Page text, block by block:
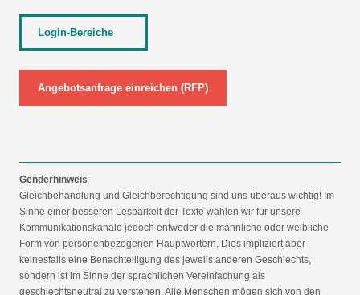
Login-Bereiche
Angebotsanfrage einreichen (RFP)
Genderhinweis
Gleichbehandlung und Gleichberechtigung sind uns überaus wichtig! Im
Sinne einer besseren Lesbarkeit der Texte wählen wir für unsere
Kommunikationskanäle jedoch entweder die männliche oder weibliche
Form von personenbezogenen Hauptwörtern. Dies impliziert aber
keinesfalls eine Benachteiligung des jeweils anderen Geschlechts,
sondern ist im Sinne der sprachlichen Vereinfachung als
geschlechtsneutral zu verstehen. Alle Menschen mögen sich von den